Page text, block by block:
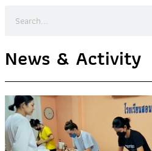
News & Activity